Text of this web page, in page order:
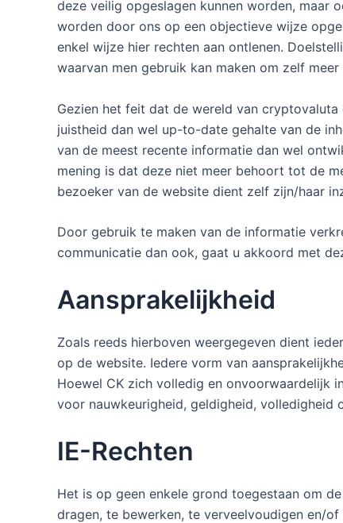
deze veilig opgeslagen kunnen worden, maar
worden door ons op een objectieve wijze
enkel wijze hier rechten aan ontlenen.
waarvan men gebruik kan maken om zelf
Gezien het feit dat de wereld van
juistheid dan wel up-to-date gehalte van de
van de meest recente informatie dan wel
mening is dat deze niet meer behoort tot de
bezoeker van de website dient zelf zijn/haar
Door gebruik te maken van de informatie
communicatie dan ook, gaat u akkoord met
Aansprakelijkheid
Zoals reeds hierboven weergegeven dient
op de website. Iedere vorm van
Hoewel CK zich volledig en onvoorwaardelijk
voor nauwkeurigheid, geldigheid,
IE-Rechten
Het is op geen enkele grond toegestaan om
dragen, te bewerken, te verveelvoudigen en/